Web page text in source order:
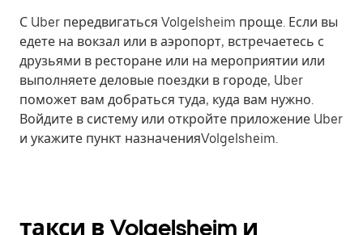
С Uber передвигаться Volgelsheim проще. Если вы
едете на вокзал или в аэропорт, встречаетесь с
друзьями в ресторане или на мероприятии или
выполняете деловые поездки в городе, Uber
поможет вам добраться туда, куда вам нужно.
Войдите в систему или откройте приложение Uber
и укажите пункт назначенияVolgelsheim.
такси в Volgelsheim и